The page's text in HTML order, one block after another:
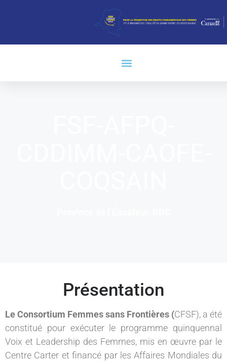
Présentation
Le Consortium Femmes sans Frontières (CFSF), a été
constitué pour exécuter le programme quinquennal
Voix et Leadership des Femmes, mis en œuvre par le
Centre Carter et financé par les Affaires Mondiales du